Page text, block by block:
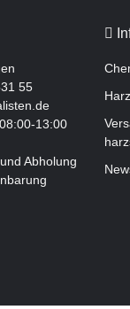
55
13:00
Abholung